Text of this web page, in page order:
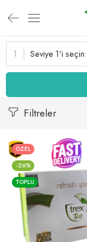
Seviye 1'i seçin
Filtreler
ÖZEL
-26%
TOPLU